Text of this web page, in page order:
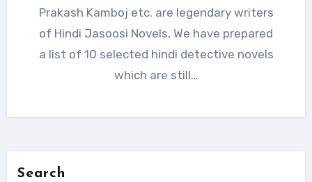
Prakash Kamboj etc. are legendary writers
of Hindi Jasoosi Novels, We have prepared
a list of 10 selected hindi detective novels
which are still…
Search